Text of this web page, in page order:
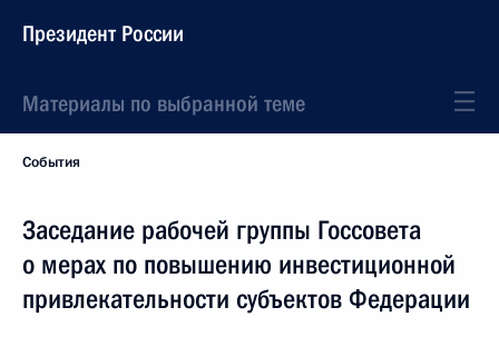
Президент России
Материалы по выбранной теме
События
Заседание рабочей группы Госсовета
о мерах по повышению инвестиционной
привлекательности субъектов Федерации